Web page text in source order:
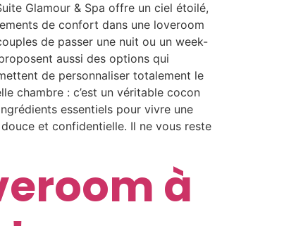
Glamour & Spa offre un ciel étoilé,
de confort dans une loveroom
de passer une nuit ou un week-
aussi des options qui
de personnaliser totalement le
chambre : c’est un véritable cocon
essentiels pour vivre une
et confidentielle. Il ne vous reste
à